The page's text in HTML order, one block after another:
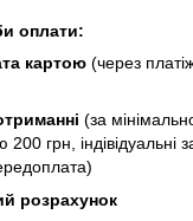
оплати:
картою (через
(за
грн, індівідуальні
розрахунок